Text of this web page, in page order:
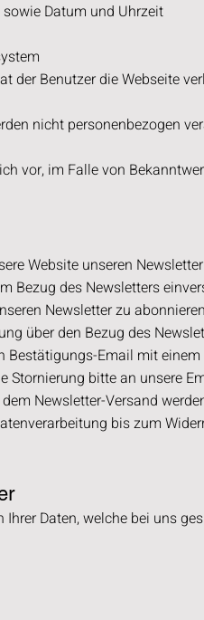
Datum und Uhrzeit
der Benutzer die Webseite
nicht personenbezogen
vor, im Falle von
Website unseren
Bezug des Newsletters
Newsletter zu
über den Bezug des
Bestätigungs-Email mit
Stornierung bitte an unsere
Newsletter-Versand
bis zum
Daten, welche bei uns